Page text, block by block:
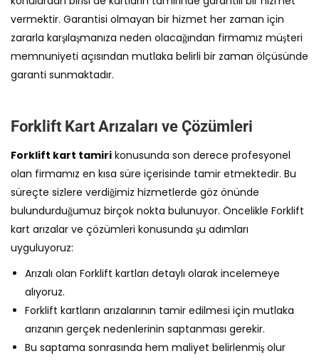
vermektir. Garantisi olmayan bir hizmet her zaman için
zararla karşılaşmanıza neden olacağından firmamız müşteri
memnuniyeti açısından mutlaka belirli bir zaman ölçüsünde
garanti sunmaktadır.
Forklift Kart Arızaları ve Çözümleri
Forklift kart tamiri konusunda son derece profesyonel
olan firmamız en kısa süre içerisinde tamir etmektedir. Bu
süreçte sizlere verdiğimiz hizmetlerde göz önünde
bulundurduğumuz birçok nokta bulunuyor. Öncelikle Forklift
kart arızalar ve çözümleri konusunda şu adımları
uyguluyoruz:
Arızalı olan Forklift kartları detaylı olarak incelemeye
alıyoruz.
Forklift kartların arızalarının tamir edilmesi için mutlaka
arızanın gerçek nedenlerinin saptanması gerekir.
Bu saptama sonrasında hem maliyet belirlenmiş olur